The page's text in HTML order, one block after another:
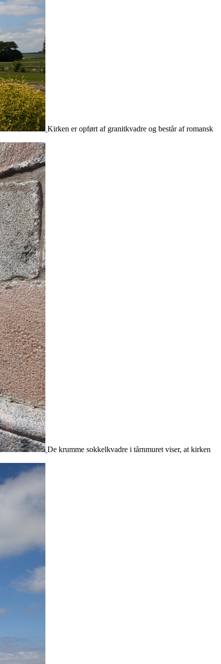
Kirken er opført af granitkvadre og består af romansk
De krumme sokkelkvadre i tårnmuret viser, at kirken